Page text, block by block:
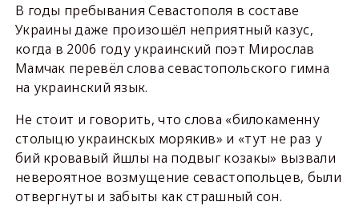
В годы пребывания Севастополя в составе
Украины даже произошёл неприятный казус,
когда в 2006 году украинский поэт Мирослав
Мамчак перевёл слова севастопольского гимна
на украинский язык.
Не стоит и говорить, что слова «билокаменну
столыцю украинскых морякив» и «тут не раз у
бий кровавый йшлы на подвыг козакы» вызвали
невероятное возмущение севастопольцев, были
отвергнуты и забыты как страшный сон.